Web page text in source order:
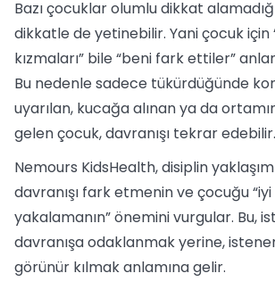
Bazı çocuklar olumlu dikkat
dikkatle de yetinebilir. Yani çocuk için
kızmaları” bile “beni fark ettiler”
Bu nedenle sadece tükürdüğünde
uyarılan, kucağa alınan ya da
gelen çocuk, davranışı tekrar edebilir.
Nemours KidsHealth, disiplin
davranışı fark etmenin ve çocuğu
yakalamanın” önemini vurgular. Bu,
davranışa odaklanmak yerine,
görünür kılmak anlamına gelir.